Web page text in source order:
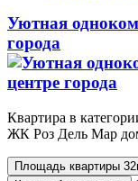
Уютная
города
Квартира в
ЖК ⁠Роз Дель Мар
Площадь квартиры